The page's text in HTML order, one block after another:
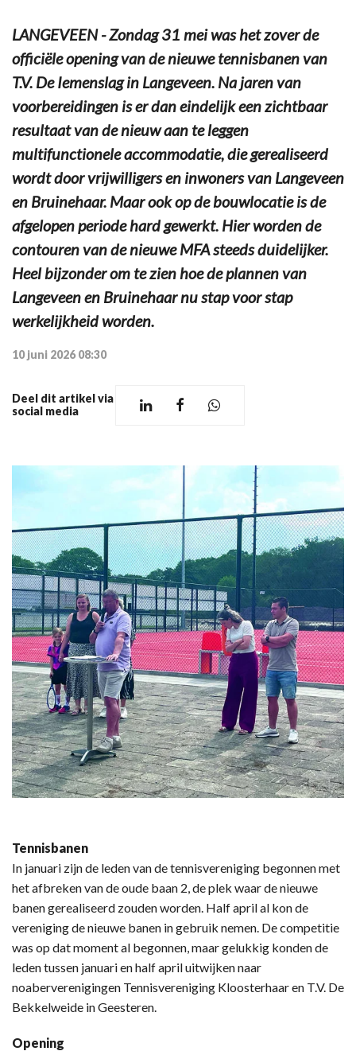
LANGEVEEN - Zondag 31 mei was het zover de
officiële opening van de nieuwe tennisbanen van
T.V. De Iemenslag in Langeveen. Na jaren van
voorbereidingen is er dan eindelijk een zichtbaar
resultaat van de nieuw aan te leggen
multifunctionele accommodatie, die gerealiseerd
wordt door vrijwilligers en inwoners van Langeveen
en Bruinehaar. Maar ook op de bouwlocatie is de
afgelopen periode hard gewerkt. Hier worden de
contouren van de nieuwe MFA steeds duidelijker.
Heel bijzonder om te zien hoe de plannen van
Langeveen en Bruinehaar nu stap voor stap
werkelijkheid worden.
10 juni 2026 08:30
Deel dit artikel via
social media
Tennisbanen
In januari zijn de leden van de tennisvereniging begonnen met
het afbreken van de oude baan 2, de plek waar de nieuwe
banen gerealiseerd zouden worden. Half april al kon de
vereniging de nieuwe banen in gebruik nemen. De competitie
was op dat moment al begonnen, maar gelukkig konden de
leden tussen januari en half april uitwijken naar
noaberverenigingen Tennisvereniging Kloosterhaar en T.V. De
Bekkelweide in Geesteren.
Opening